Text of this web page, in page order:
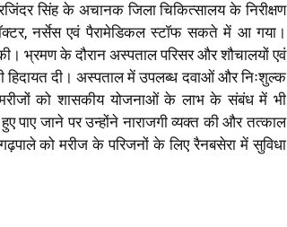
सिंह के अचानक जिला चिकित्सालय के निरीक्षण
नर्सेस एवं पैरामेडिकल स्टॉफ सकते में आ गया।
की। भ्रमण के दौरान अस्पताल परिसर और शौचालयों एवं
हिदायत दी। अस्पताल में उपलब्ध दवाओं और निःशुल्क
को शासकीय योजनाओं के लाभ के संबंध में भी
पाए जाने पर उन्होंने नाराजगी व्यक्त की और तत्काल
को मरीज के परिजनों के लिए रैनबसेरा में सुविधा